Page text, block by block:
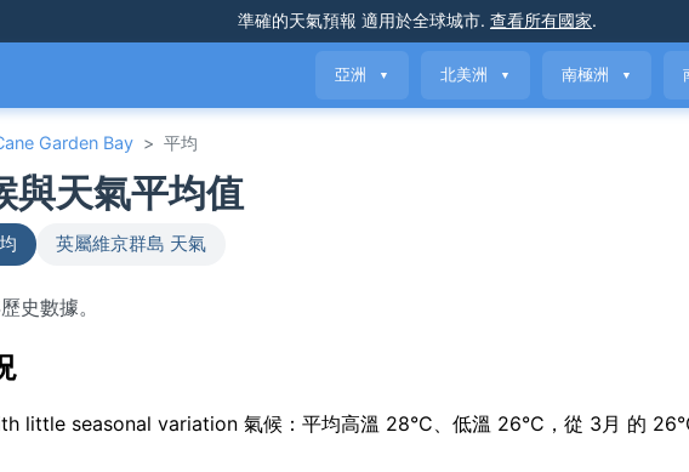
準確的天氣預報 適用於全球城市. 查看所有國家.
亞洲 ▼ 北美洲 ▼ 南極洲 ▼
Garden Bay > 平均
天氣平均值
英屬維京群島 天氣
史數據。
little seasonal variation 氣候：平均高溫 28°C、低溫 26°C，從 3月 的